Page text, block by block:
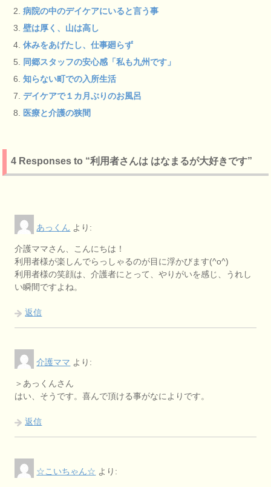
病院の中のデイケアにいると言う事
壁は厚く、山は高し
休みをあげたし、仕事廻らず
同郷スタッフの安心感「私も九州です」
知らない町での入所生活
デイケアで１カ月ぶりのお風呂
医療と介護の狭間
4 Responses to “利用者さんは はなまるが大好きです”
あっくん より:
介護ママさん、こんにちは！
利用者様が楽しんでらっしゃるのが目に浮かびます(^o^)
利用者様の笑顔は、介護者にとって、やりがいを感じ、うれし
い瞬間ですよね。
返信
介護ママ より:
＞あっくんさん
はい、そうです。喜んで頂ける事がなによりです。
返信
☆こいちゃん☆ より: